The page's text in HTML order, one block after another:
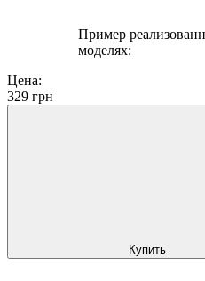
Пример
моделях:
Цена:
329 грн
Купить